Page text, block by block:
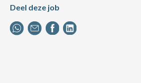
Deel deze job